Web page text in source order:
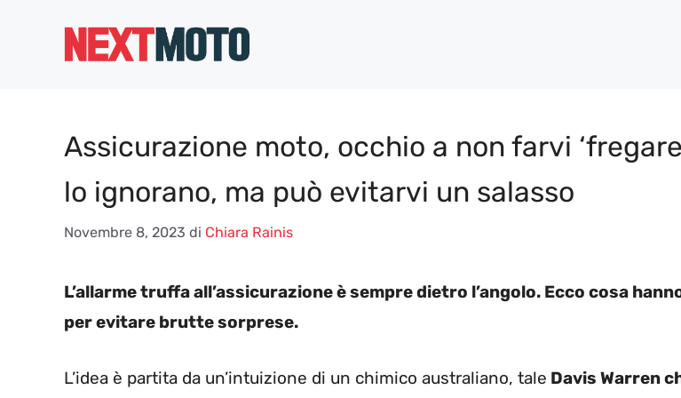
Assicurazione moto, occhio a non farvi
lo ignorano, ma può evitarvi un salasso
Novembre 8, 2023 di Chiara Rainis
L’allarme truffa all’assicurazione è sempre dietro l’angolo. Ecco cosa
per evitare brutte sorprese.
L’idea è partita da un’intuizione di un chimico australiano, tale Davis Warren